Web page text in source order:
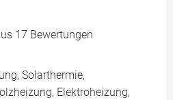
17 Bewertungen
Solarthermie,
Elektroheizung,